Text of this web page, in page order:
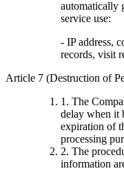
automatically
service use:
- IP address,
records, visit
Article 7 (Destruction of
1. The
delay when it
expiration of
processing
2. The
information